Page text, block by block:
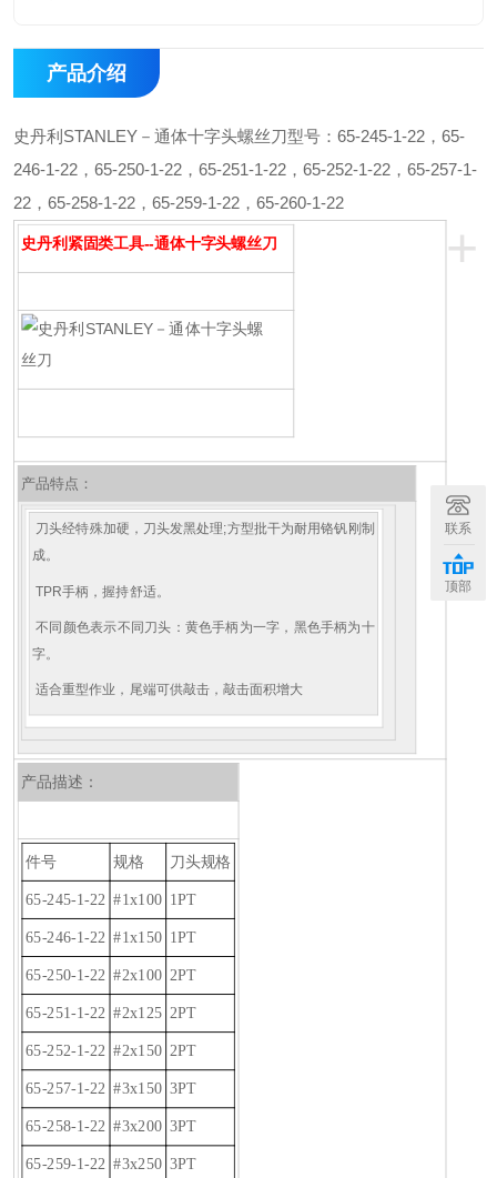
产品介绍
史丹利STANLEY－通体十字头螺丝刀型号：65-245-1-22，65-
246-1-22，65-250-1-22，65-251-1-22，65-252-1-22，65-257-1-
22，65-258-1-22，65-259-1-22，65-260-1-22
+
史丹利紧固类工具--通体十字头螺丝刀
产品特点：
刀头经特殊加硬，刀头发黑处理;方型批干为耐用铬钒刚制
成。
TPR手柄，握持舒适。
不同颜色表示不同刀头：黄色手柄为一字，黑色手柄为十
字。
适合重型作业，尾端可供敲击，敲击面积增大
产品描述：
件号 规格 刀头规格
65-245-1-22 #1x100 1PT
65-246-1-22 #1x150 1PT
65-250-1-22 #2x100 2PT
65-251-1-22 #2x125 2PT
65-252-1-22 #2x150 2PT
65-257-1-22 #3x150 3PT
65-258-1-22 #3x200 3PT
65-259-1-22 #3x250 3PT
联系
顶部